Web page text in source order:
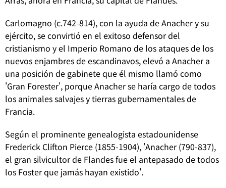
Carlomagno (c.742-814), con la ayuda de Anacher y su
ejército, se convirtió en el exitoso defensor del
cristianismo y el Imperio Romano de los ataques de los
nuevos enjambres de escandinavos, elevó a Anacher a
una posición de gabinete que él mismo llamó como
'Gran Forester', porque Anacher se haría cargo de todos
los animales salvajes y tierras gubernamentales de
Francia.
Según el prominente genealogista estadounidense
Frederick Clifton Pierce (1855-1904), 'Anacher (790-837),
el gran silvicultor de Flandes fue el antepasado de todos
los Foster que jamás hayan existido'.